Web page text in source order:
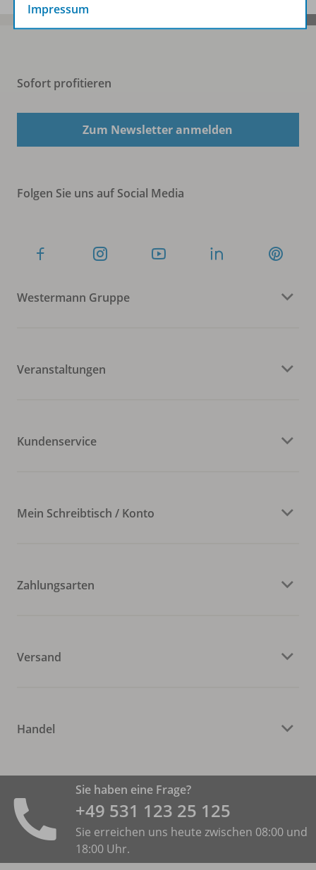
Sofort profitieren
Zum Newsletter anmelden
Folgen Sie uns auf Social Media
Westermann Gruppe
Veranstaltungen
Kundenservice
Mein Schreibtisch / Konto
Zahlungsarten
Versand
Handel
Sie haben eine Frage?
+49 531 ­123 25 125
Sie erreichen uns heute zwischen 08:00 und
18:00 Uhr.
Impressum